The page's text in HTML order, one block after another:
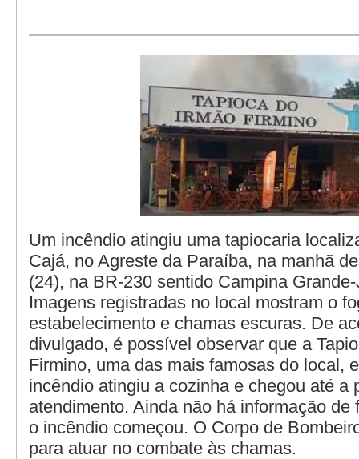
Um incêndio atingiu uma tapiocaria
Cajá, no Agreste da Paraíba, na manhã
(24), na BR-230 sentido Campina
Imagens registradas no local mostram o
estabelecimento e chamas escuras. De
divulgado, é possível observar que a
Firmino, uma das mais famosas do local,
incêndio atingiu a cozinha e chegou até a
atendimento. Ainda não há informação de
o incêndio começou. O Corpo de
para atuar no combate às chamas.